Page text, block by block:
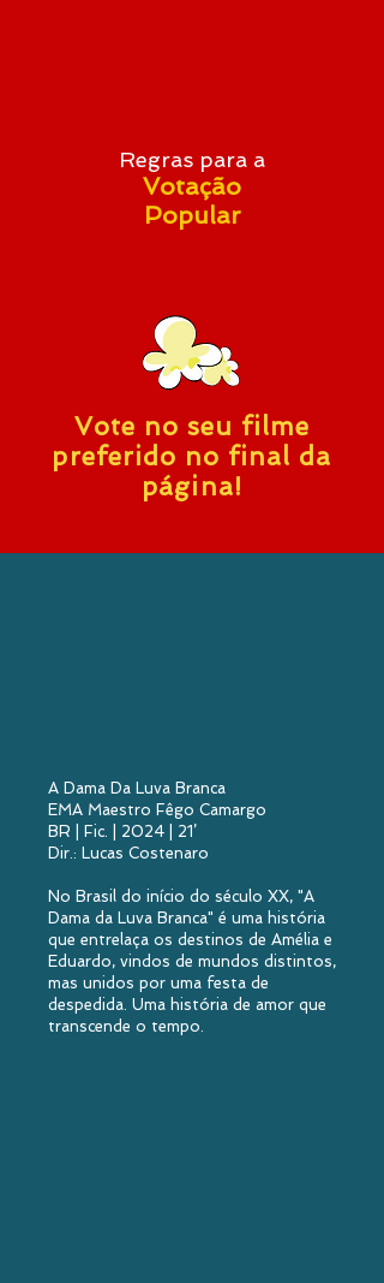
Regras para a
Votação
Popular
Vote no seu filme
preferido no final da
página!
A Dama Da Luva Branca
EMA Maestro Fêgo Camargo
BR | Fic. | 2024 | 21’
Dir.: Lucas Costenaro
No Brasil do início do século XX, "A
Dama da Luva Branca" é uma história
que entrelaça os destinos de Amélia e
Eduardo, vindos de mundos distintos,
mas unidos por uma festa de
despedida. Uma história de amor que
transcende o tempo.